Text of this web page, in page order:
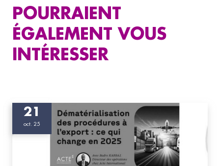
POURRAIENT
ÉGALEMENT VOUS
INTÉRESSER
21
oct. 25